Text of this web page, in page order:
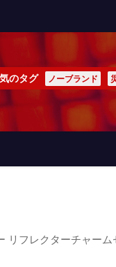
のタグ ノーブランド
フレクターチャー